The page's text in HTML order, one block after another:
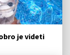
je videti